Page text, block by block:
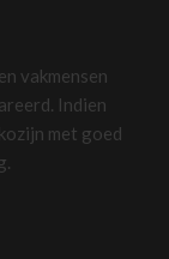
vakmensen
Indien
met goed